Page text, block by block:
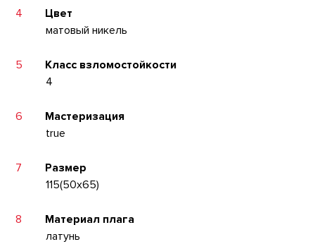
4
Цвет
матовый никель
5
Класс взломостойкости
4
6
Мастеризация
true
7
Размер
115(50x65)
8
Материал плага
латунь